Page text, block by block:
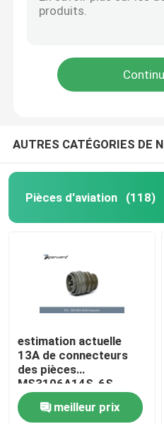
Module de télémètre de
Système de caméra de
Enregistreur des forces
Moteur sans brosse
Pièces de CJ-6 Avation
Systèmes anti-drones
AUTRES CATÉGORIES DE
Pièces d'aviation (118)
estimation actuelle
13A de connecteurs
des pièces
MS3106A14S-6S
d'aviation de la position
13A 6 meilleur prix